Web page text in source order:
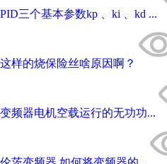
PID三个基本参数kp 、ki 、kd ...
这样的烧保险丝啥原因啊？
变频器电机空载运行的无功功...